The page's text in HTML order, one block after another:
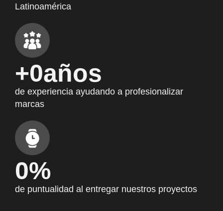
Latinoamérica
de experiencia ayudando a profesionalizar
marcas
+0años
de puntualidad al entregar nuestros proyectos
0%